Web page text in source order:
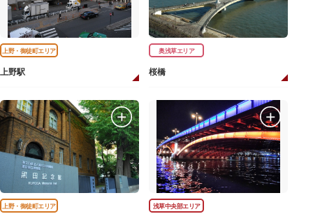
上野・御徒町エリア
上野駅
奥浅草エリア
桜橋
上野・御徒町エリア 浅草中央部エリア